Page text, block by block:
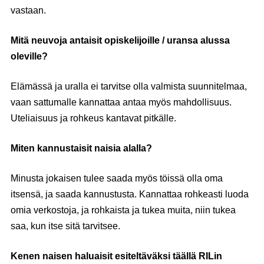
vastaan.
Mitä neuvoja antaisit opiskelijoille / uransa alussa
oleville?
Elämässä ja uralla ei tarvitse olla valmista suunnitelmaa,
vaan sattumalle kannattaa antaa myös mahdollisuus.
Uteliaisuus ja rohkeus kantavat pitkälle.
Miten kannustaisit naisia alalla?
Minusta jokaisen tulee saada myös töissä olla oma
itsensä, ja saada kannustusta. Kannattaa rohkeasti luoda
omia verkostoja, ja rohkaista ja tukea muita, niin tukea
saa, kun itse sitä tarvitsee.
Kenen naisen haluaisit esiteltäväksi täällä RILin